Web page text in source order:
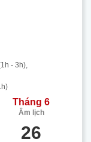
- 3h),
Tháng 6
Âm lịch
26